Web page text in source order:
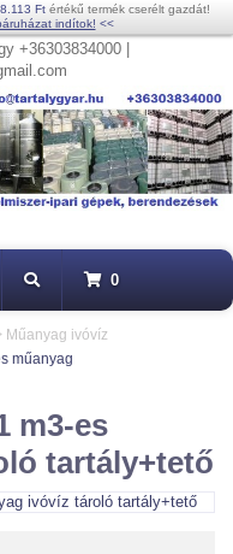
Ftértékű termék cserélt gazdát!
indítok! <<
+36303834000 |
0
Műanyag ivóvíz
műanyag
m3-es
tartály+tető